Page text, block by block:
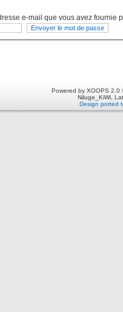
e-mail que vous avez fournie
Powered by XOOPS 2.0
Niluge_KiWi,
Design ported